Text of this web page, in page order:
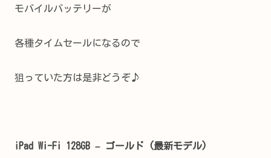
モバイルバッテリーが
各種タイムセールになるので
狙っていた方は是非どうぞ♪
iPad Wi-Fi 128GB – ゴールド (最新モデル)